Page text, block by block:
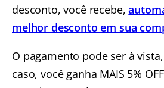
desconto, você recebe,
melhor desconto em sua
O pagamento pode ser à
caso, você ganha MAIS 5%